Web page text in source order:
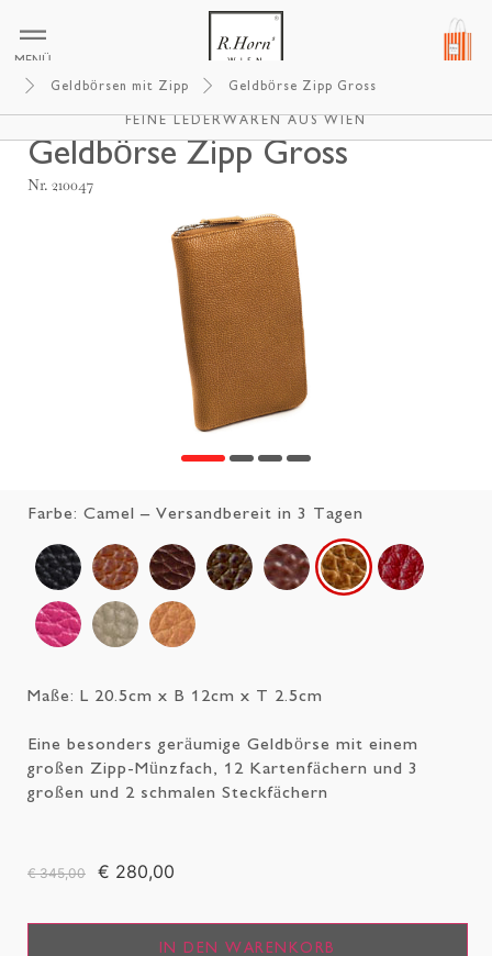
MENÜ
FEINE LEDERWAREN AUS WIEN
Geldbörsen mit Zipp Geldbörse Zipp Gross
Geldbörse Zipp Gross
Nr. 210047
€ 345,00 € 280,00
Maße: L 20.5cm x B 12cm x T 2.5cm
Eine besonders geräumige Geldbörse mit einem
großen Zipp-Münzfach, 12 Kartenfächern und 3
großen und 2 schmalen Steckfächern
Farbe: Camel – Versandbereit in 3 Tagen
IN DEN WARENKORB